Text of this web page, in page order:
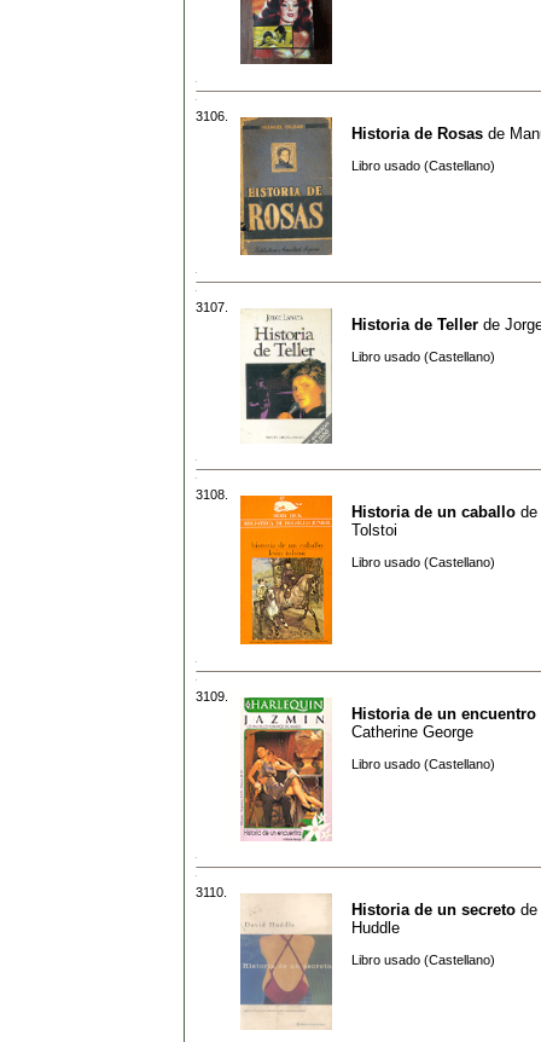
3106.
Historia de Rosas de
Libro usado (Castellano)
3107.
Historia de Teller de
Libro usado (Castellano)
3108.
Historia de un caballo de
Tolstoi
Libro usado (Castellano)
3109.
Historia de un encuentro
Catherine George
Libro usado (Castellano)
3110.
Historia de un secreto de
Huddle
Libro usado (Castellano)